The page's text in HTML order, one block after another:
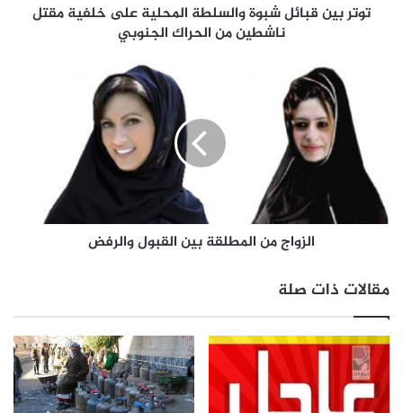
توتر بين قبائل شبوة والسلطة المحلية على خلفية مقتل
ناشطين من الحراك الجنوبي
الزواج من المطلقة بين القبول والرفض
مقالات ذات صلة